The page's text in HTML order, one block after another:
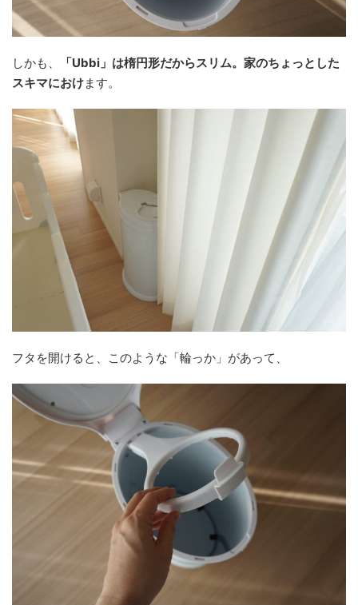
しかも、 「Ubbi」は楕円形だからスリム。 家のちょっとした
スキマにおけます。
フタを開けると、このような「輪っか」があって、